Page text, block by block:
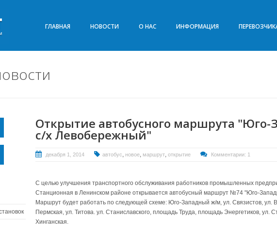
ГЛАВНАЯ НОВОСТИ О НАС ИНФОРМАЦИЯ
Открытие автобусного маршрута
с/х Левобережный"
декабря 1, 2014 автобус, новое, маршрут, открытие Комментарии: 1
С целью улучшения транспортного обслуживания работников промышленных
Станционная в Ленинском районе открывается автобусный маршрут №74 "Юго-
Маршрут будет работать по следующей схеме: Юго-Западный ж/м, ул. Связистов, ул.
Пермская, ул. Титова. ул. Станиславского, площадь Труда, площадь Энергетиков, ул.
Хинганская.